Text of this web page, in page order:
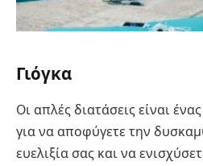
Γιόγκα
Οι απλές διατάσεις είναι
για να αποφύγετε την
ευελιξία σας και να